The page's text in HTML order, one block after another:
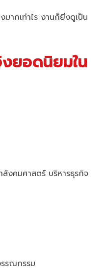
ากเท่าไร งานก็ยิ่งดูเป็น
ยอดนิยมใน
งคมศาสตร์ บริหารธุรกิจ
รรณกรรม